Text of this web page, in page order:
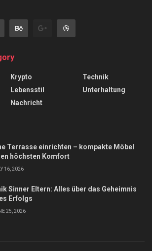
Krypto
Lebensstil
Nachricht
Technik
Unterhaltung
Terrasse einrichten – kompakte Möbel
höchsten Komfort
16, 2026
Sinner Eltern: Alles über das Geheimnis
Erfolgs
25, 2026